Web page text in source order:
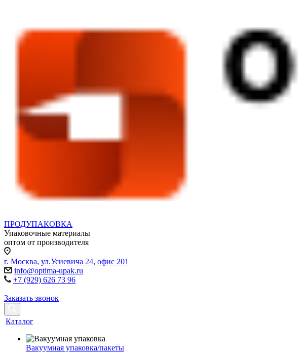
ПРОДУПАКОВКА
Упаковочные материалы
оптом от производителя
г. Москва, ул.Усиевича 24, офис 201
info@optima-upak.ru
+7 (929) 626 73 96
Заказать звонок
Каталог
Вакуумная упаковка/пакеты